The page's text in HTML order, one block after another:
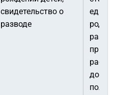
свидетельство о
разводе